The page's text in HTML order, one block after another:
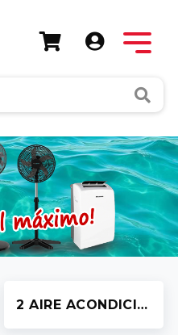
2 AIRE ACONDICIONADO PORTÁTIL